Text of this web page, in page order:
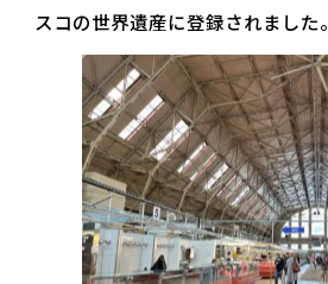
スコの世界遺産に登録されました。